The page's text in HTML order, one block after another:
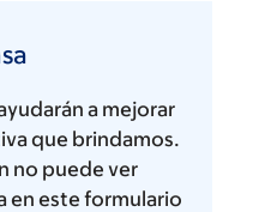
a mejorar
que brindamos.
no puede ver
en este formulario